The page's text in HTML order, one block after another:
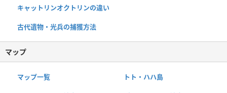
キャットリンオクトリンの違い
古代遺物・光兵の捕獲方法
マップ
マップ一覧 トト・ハハ島